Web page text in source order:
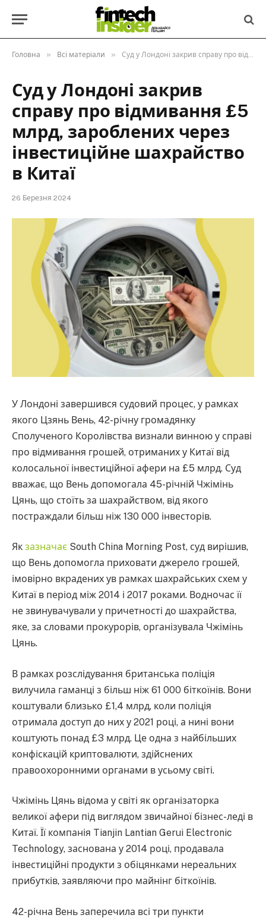
Головна » Всі матеріали » Суд у Лондоні закрив справу про відмивання £5 млрд, зароблених через інвестиційне шахрайство в Китаї
Суд у Лондоні закрив
справу про відмивання £5
млрд, зароблених через
інвестиційне шахрайство
в Китаї
26 Березня 2024
У Лондоні завершився судовий процес, у рамках
якого Цзянь Вень, 42-річну громадянку
Сполученого Королівства визнали винною у справі
про відмивання грошей, отриманих у Китаї від
колосальної інвестиційної афери на £5 млрд. Суд
вважає, що Вень допомогала 45-річній Чжімінь
Цянь, що стоїть за шахрайством, від якого
постраждали більш ніж 130 000 інвесторів.
Як зазначає South China Morning Post, суд вирішив,
що Вень допомогла приховати джерело грошей,
імовірно вкрадених ув рамках шахрайських схем у
Китаї в період між 2014 і 2017 роками. Водночас її
не звинувачували у причетності до шахрайства,
яке, за словами прокурорів, організувала Чжімінь
Цянь.
В рамках розслідування британська поліція
вилучила гаманці з більш ніж 61 000 біткоїнів. Вони
коштували близько £1,4 млрд, коли поліція
отримала доступ до них у 2021 році, а нині вони
коштують понад £3 млрд. Це одна з найбільших
конфіскацій криптовалюти, здійснених
правоохоронними органами в усьому світі.
Чжімінь Цянь відома у світі як організаторка
великої афери під виглядом звичайної бізнес-леді в
Китаї. Її компанія Tianjin Lantian Gerui Electronic
Technology, заснована у 2014 році, продавала
інвестиційні продукти з обіцянками нереальних
прибутків, заявляючи про майнінг біткоїнів.
42-річна Вень заперечила всі три пункти